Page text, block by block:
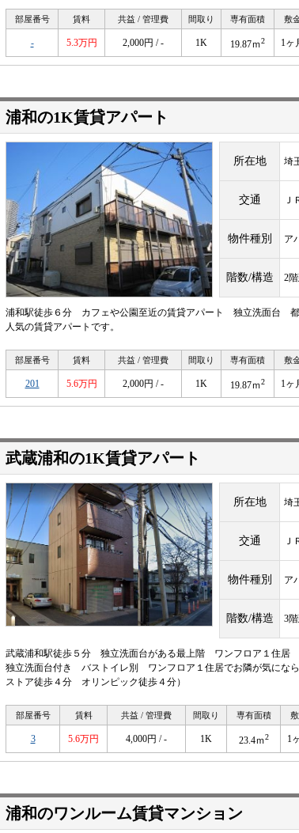
部屋番号 賃料 共益 / 管理費 間取り 専有面積 敷
- 5.3万円 2,000円 / - 1K 19.87ｍ2 1ヶ
浦和の1K賃貸アパート
所在地 埼
交通 Ｊ
物件種別 ア
階数/構造 2
浦和駅徒歩６分 カフェや公園至近の賃貸アパート 独立洗面台
人気の賃貸アパートです。
部屋番号 賃料 共益 / 管理費 間取り 専有面積 敷
201 5.6万円 2,000円 / - 1K 19.87ｍ2 1ヶ
武蔵浦和の1K賃貸アパート
所在地 埼
交通 Ｊ
物件種別 ア
階数/構造 3
武蔵浦和駅徒歩５分 独立洗面台がある最上階 ワンフロア１住
独立洗面台付き バストイレ別 ワンフロア１住居でお隣が気にな
ストア徒歩４分 オリンピック徒歩４分）
部屋番号 賃料 共益 / 管理費 間取り 専有面積
3 5.6万円 4,000円 / - 1K 23.4ｍ2 1
浦和のワンルーム賃貸マンション